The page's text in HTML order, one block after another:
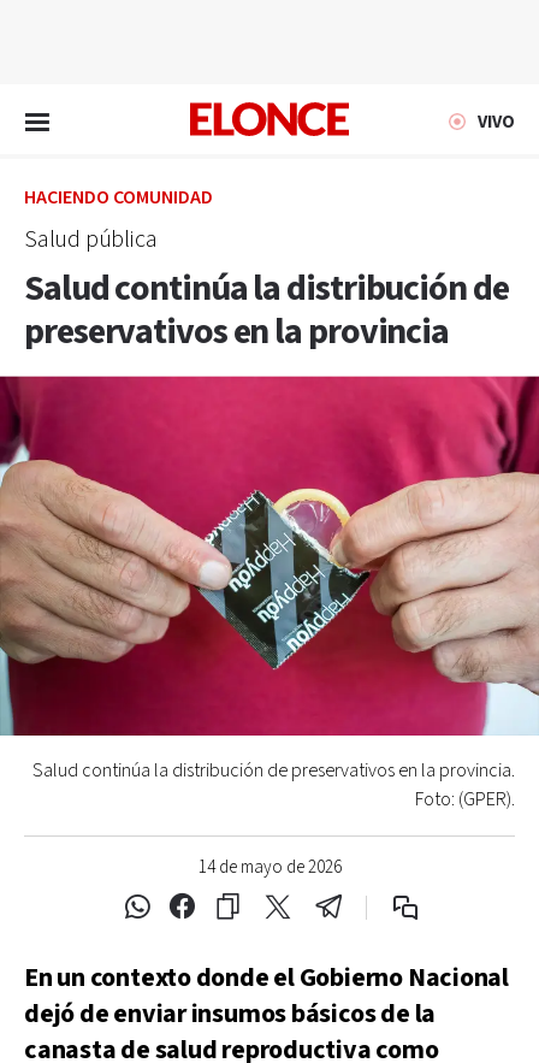
VIVO
HACIENDO COMUNIDAD
Salud pública
Salud continúa la distribución de
preservativos en la provincia
14 de mayo de 2026
Salud continúa la distribución de preservativos en la provincia.
Foto: (GPER).
En un contexto donde el Gobierno Nacional
dejó de enviar insumos básicos de la
canasta de salud reproductiva como